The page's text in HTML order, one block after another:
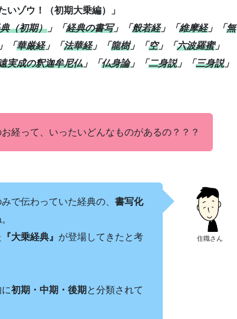
いゾウ！（初期大乗編）」
（初期） 」「経典の書写」「般若経」「維摩経」「無
「華厳経」「法華経」「龍樹」「空」「六波羅蜜」
実成の釈迦牟尼仏 」「仏身論」「二身説」「三身説」
お経って、いったいどんなものがあるの？？？
住職さん
で伝わっていた経典の、 書写化
『大乗経典』 が登場してきたと考
初期・中期・後期 と分類されて